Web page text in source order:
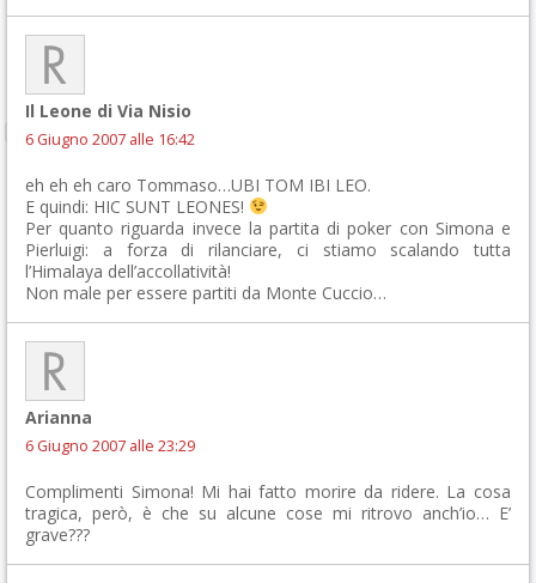
Il Leone di Via Nisio
6 Giugno 2007 alle 16:42
eh eh eh caro Tommaso…UBI TOM IBI LEO.
E quindi: HIC SUNT LEONES!
Per quanto riguarda invece la partita di poker con Simona e
Pierluigi: a forza di rilanciare, ci stiamo scalando tutta
l’Himalaya dell’accollatività!
Non male per essere partiti da Monte Cuccio…
Arianna
6 Giugno 2007 alle 23:29
Complimenti Simona! Mi hai fatto morire da ridere. La cosa
tragica, però, è che su alcune cose mi ritrovo anch’io… E’
grave???